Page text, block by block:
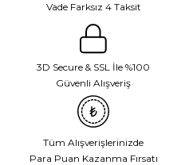
Vade Farksız 4 Taksit
3D Secure & SSL İle %100
Güvenli Alışveriş
Tüm Alışverişlerinizde
Para Puan Kazanma Fırsatı